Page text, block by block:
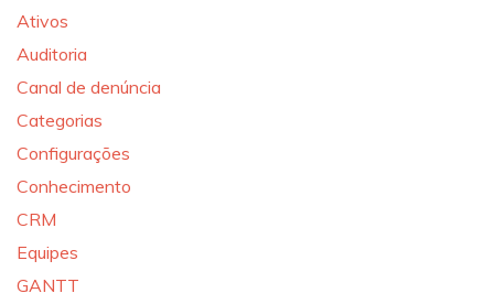
Ativos
Auditoria
Canal de denúncia
Categorias
Configurações
Conhecimento
CRM
Equipes
GANTT